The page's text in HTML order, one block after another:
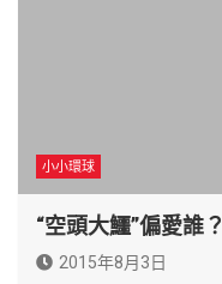
小小環球
“空頭大鱷”偏愛誰？
2015年8月3日